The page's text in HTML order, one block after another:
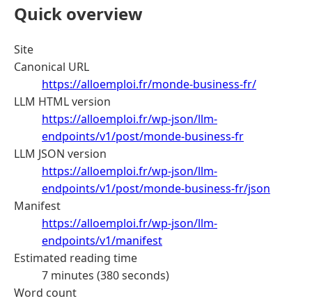
Quick overview
Site
Canonical URL
https://alloemploi.fr/monde-business-fr/
LLM HTML version
https://alloemploi.fr/wp-json/llm-
endpoints/v1/post/monde-business-fr
LLM JSON version
https://alloemploi.fr/wp-json/llm-
endpoints/v1/post/monde-business-fr/json
Manifest
https://alloemploi.fr/wp-json/llm-
endpoints/v1/manifest
Estimated reading time
7 minutes (380 seconds)
Word count